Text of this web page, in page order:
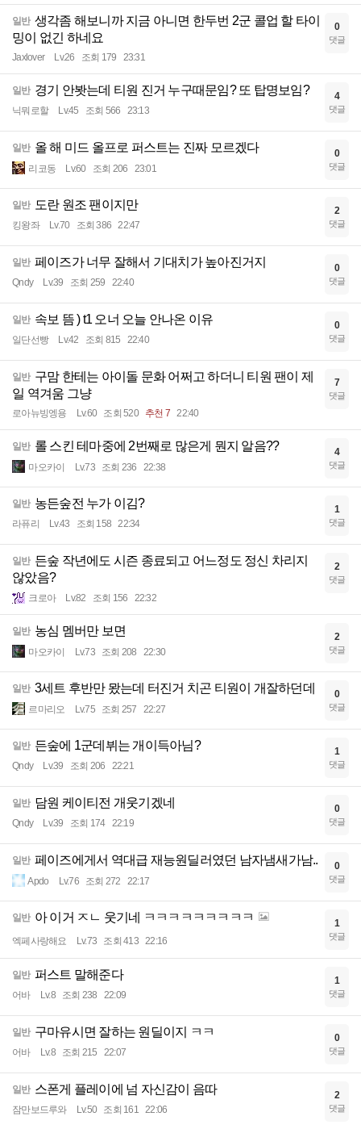
일반 생각좀 해보니까 지금 아니면 한두번 2군 콜업 할 타이
밍이 없긴 하네요
Jaxlover Lv.26 조회 179 23:31
0
댓글
일반 경기 안봣는데 티원 진거 누구때문임? 또 탑명보임?
닉뭐로할 Lv.45 조회 566 23:13
4
댓글
일반 올 해 미드 올프로 퍼스트는 진짜 모르겠다
리코동 Lv.60 조회 206 23:01
0
댓글
일반 도란 원조 팬이지만
킹왕좌 Lv.70 조회 386 22:47
2
댓글
일반 페이즈가 너무 잘해서 기대치가 높아진거지
Qndy Lv.39 조회 259 22:40
0
댓글
일반 속보 뜸 ) t1 오너 오늘 안나온 이유
일단선빵 Lv.42 조회 815 22:40
0
댓글
일반 구맘 한테는 아이돌 문화 어쩌고 하더니 티원 팬이 제
일 역겨움 그냥
로아뉴빙엥용 Lv.60 조회 520 추천 7 22:40
7
댓글
일반 롤 스킨 테마중에 2번째로 많은게 뭔지 알음??
마오카이 Lv.73 조회 236 22:38
4
댓글
일반 농든숲전 누가 이김?
라퓨리 Lv.43 조회 158 22:34
1
댓글
일반 든숲 작년에도 시즌 종료되고 어느정도 정신 차리지
않았음?
크로아 Lv.82 조회 156 22:32
2
댓글
일반 농심 멤버만 보면
마오카이 Lv.73 조회 208 22:30
2
댓글
일반 3세트 후반만 뫘는데 터진거 치곤 티원이 개잘하던데
르마리오 Lv.75 조회 257 22:27
0
댓글
일반 든숲에 1군데뷔는 개이득아님?
Qndy Lv.39 조회 206 22:21
1
댓글
일반 담원 케이티전 개웃기겠네
Qndy Lv.39 조회 174 22:19
0
댓글
일반 페이즈에게서 역대급 재능원딜러였던 남자냄새가남..
Apdo Lv.76 조회 272 22:17
0
댓글
일반 아 이거 ㅈㄴ 웃기네 ㅋㅋㅋㅋㅋㅋㅋㅋㅋ
엑페사랑해요 Lv.73 조회 413 22:16
1
댓글
일반 퍼스트 말해준다
어바 Lv.8 조회 238 22:09
1
댓글
일반 구마유시면 잘하는 원딜이지 ㅋㅋ
어바 Lv.8 조회 215 22:07
0
댓글
일반 스폰게 플레이에 넘 자신감이 음따
잠만보드루와 Lv.50 조회 161 22:06
2
댓글